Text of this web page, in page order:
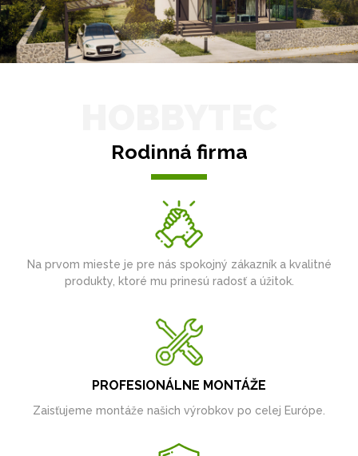
Rodinná firma
Na prvom mieste je pre nás spokojný zákazník a kvalitné
produkty, ktoré mu prinesú radosť a úžitok.
PROFESIONÁLNE MONTÁŽE
Zaisťujeme montáže našich výrobkov po celej Európe.